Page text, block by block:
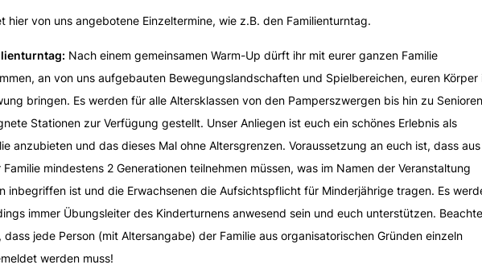
hier von uns angebotene Einzeltermine, wie z.B. den Familienturntag.
Nach einem gemeinsamen Warm-Up dürft ihr mit eurer ganzen Familie
an von uns aufgebauten Bewegungslandschaften und Spielbereichen, euren Körper
bringen. Es werden für alle Altersklassen von den Pamperszwergen bis hin zu Senioren
Stationen zur Verfügung gestellt. Unser Anliegen ist euch ein schönes Erlebnis als
anzubieten und das dieses Mal ohne Altersgrenzen. Voraussetzung an euch ist, dass aus
Familie mindestens 2 Generationen teilnehmen müssen, was im Namen der Veranstaltung
inbegriffen ist und die Erwachsenen die Aufsichtspflicht für Minderjährige tragen. Es
immer Übungsleiter des Kinderturnens anwesend sein und euch unterstützen.
dass jede Person (mit Altersangabe) der Familie aus organisatorischen Gründen einzeln
werden muss!